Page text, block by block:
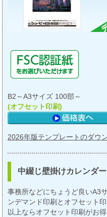
B2～A3サイズ 100部～
(オフセット印刷)
2026年版テンプレートのダウ
中綴じ壁掛けカレンダー
事務所などにちょうど良いA3
ンデマンド印刷とオフセット
以上ならオフセット印刷がお得